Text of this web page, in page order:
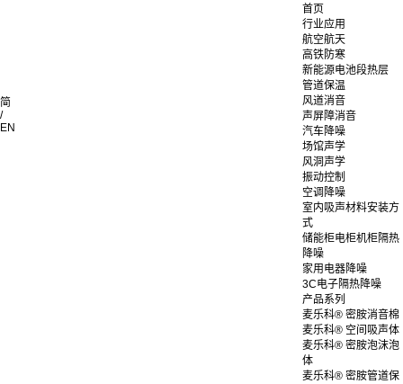
简
/
EN
首页
行业应用
航空航天
高铁防寒
新能源电池段热层
管道保温
风道消音
声屏障消音
汽车降噪
场馆声学
风洞声学
振动控制
空调降噪
室内吸声材料安装方
式
储能柜电柜机柜隔热
降噪
家用电器降噪
3C电子隔热降噪
产品系列
麦乐科® 密胺消音棉
麦乐科® 空间吸声体
麦乐科® 密胺泡沫泡
体
麦乐科® 密胺管道保